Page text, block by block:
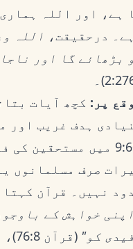
ہے، اور اللہ
درحقیقت، اللہ
بڑھائے گا اور
پر: کچھ آیات
ہدف غریب اور
(مثلاً قرآن 9:60 میں
صرف مسلمانوں
نہیں۔ قرآن
خواہش کے
کو"